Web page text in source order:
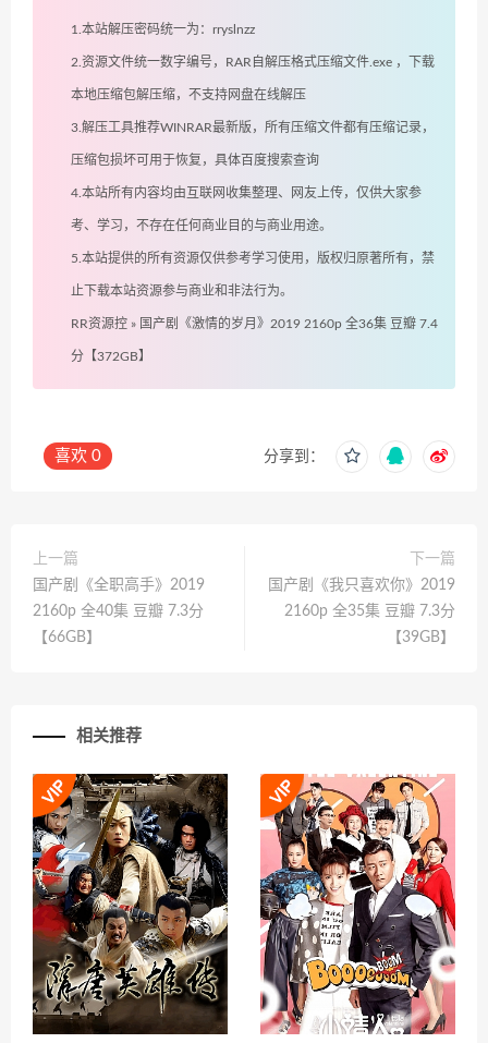
1.本站解压密码统一为：rryslnzz
2.资源文件统一数字编号，RAR自解压格式压缩文件.exe ，下载
本地压缩包解压缩，不支持网盘在线解压
3.解压工具推荐WINRAR最新版，所有压缩文件都有压缩记录，
压缩包损坏可用于恢复，具体百度搜索查询
4.本站所有内容均由互联网收集整理、网友上传，仅供大家参
考、学习，不存在任何商业目的与商业用途。
5.本站提供的所有资源仅供参考学习使用，版权归原著所有，禁
止下载本站资源参与商业和非法行为。
RR资源控 » 国产剧《激情的岁月》2019 2160p 全36集 豆瓣 7.4
分【372GB】
喜欢 0 分享到：
上一篇
国产剧《全职高手》2019
2160p 全40集 豆瓣 7.3分
【66GB】
下一篇
国产剧《我只喜欢你》2019
2160p 全35集 豆瓣 7.3分
【39GB】
相关推荐